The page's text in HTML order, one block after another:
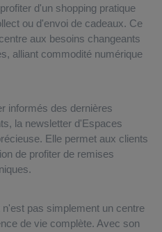
d'un shopping pratique
ou d'envoi de cadeaux. Ce
aux besoins changeants
alliant commodité numérique
informés des dernières
la newsletter d'Espaces
Elle permet aux clients
de profiter de remises
pas simplement un centre
de vie complète. Avec son